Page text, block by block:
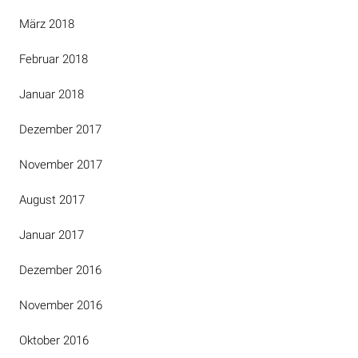
März 2018
Februar 2018
Januar 2018
Dezember 2017
November 2017
August 2017
Januar 2017
Dezember 2016
November 2016
Oktober 2016